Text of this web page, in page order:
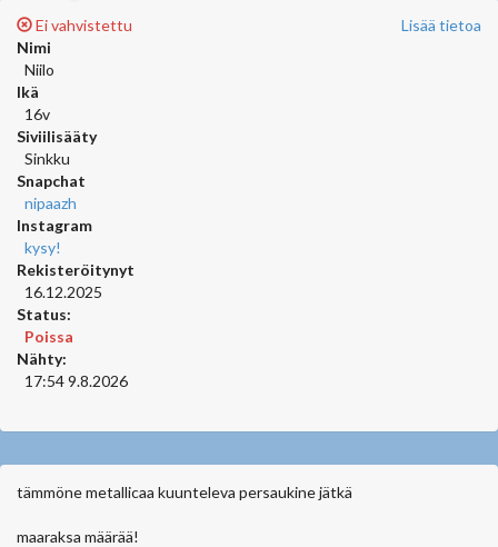
Lisää tietoa
Ei vahvistettu
Nimi
Niilo
Ikä
16v
Siviilisääty
Sinkku
Snapchat
nipaazh
Instagram
kysy!
Rekisteröitynyt
16.12.2025
Status:
Poissa
Nähty:
17:54 9.8.2026
tämmöne metallicaa kuunteleva persaukine jätkä
maaraksa määrää!